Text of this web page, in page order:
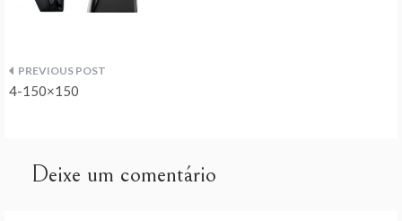
Navegação
artigos
4-150×150
Deixe um comentário